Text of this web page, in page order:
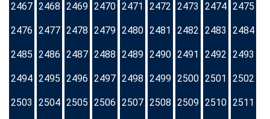
2467 2468 2469 2470 2471 2472 2473 2474 2475
2476 2477 2478 2479 2480 2481 2482 2483 2484
2485 2486 2487 2488 2489 2490 2491 2492 2493
2494 2495 2496 2497 2498 2499 2500 2501 2502
2503 2504 2505 2506 2507 2508 2509 2510 2511